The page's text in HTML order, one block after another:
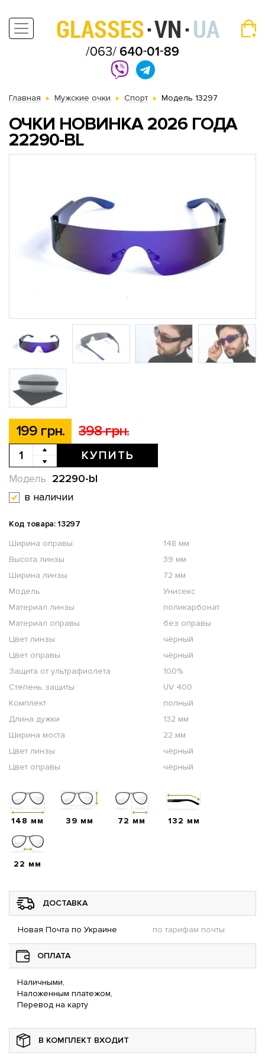
Главная Мужские очки Спорт Модель 13297
ОЧКИ НОВИНКА 2026 ГОДА
22290-BL
199 грн. 398 грн.
КУПИТЬ
22290-bl
Модель
в наличии
Код товара: 13297
Ширина оправы
148 мм
Высота линзы
39 мм
Ширина линзы
72 мм
Модель
Унисекс
Материал линзы
поликарбонат
Материал оправы
без оправы
Цвет линзы
чёрный
Цвет оправы
чёрный
Защита от ультрафиолета
100%
Степень защиты
UV 400
Комплект
полный
Длина дужки
132 мм
Ширина моста
22 мм
Цвет линзы
чёрный
Цвет оправы
чёрный
148 мм 39 мм 72 мм 132 мм
22 мм
ДОСТАВКА
Новая Почта по Украине по тарифам почты
ОПЛАТА
Наличными,
Наложенным платежом,
Перевод на карту
В КОМПЛЕКТ ВХОДИТ